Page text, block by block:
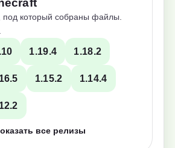
под который собраны файлы.
1.19.4 1.18.2
1.15.2 1.14.4
все релизы